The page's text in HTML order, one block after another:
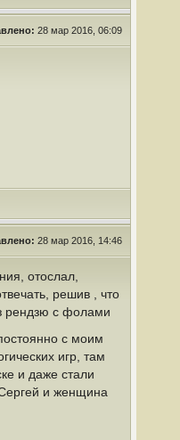
28 мар 2016, 06:09
28 мар 2016, 14:46
отослал,
решив , что
рендзю с фолами
с моим
игр, там
и даже стали
и женщина